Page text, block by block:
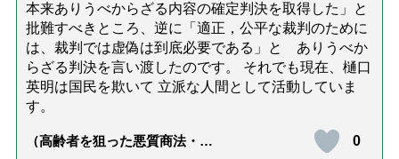
本来ありうべからざる内容の確定判決を取得した」と
批難すべきところ、逆に「適正，公平な裁判のために
は、裁判では虚偽は到底必要である」と ありうべか
らざる判決を言い渡したのです。 それでも現在、樋口
英明は国民を欺いて 立派な人間として活動していま
す。
（高齢者を狙った悪質商法・訪
0